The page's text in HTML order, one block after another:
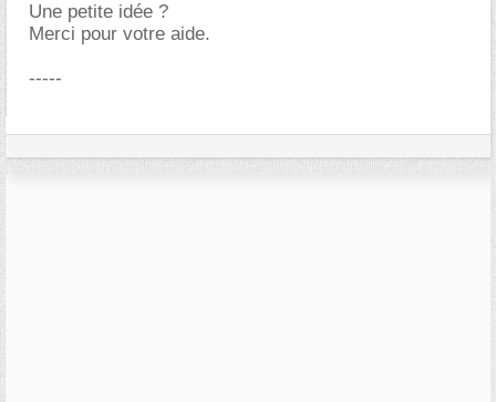
Une petite idée ?
Merci pour votre aide.
-----